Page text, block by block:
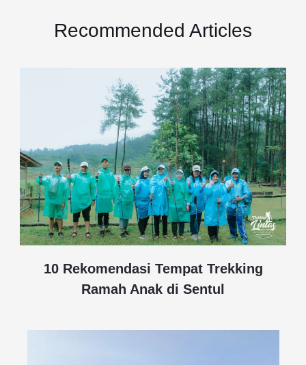
Recommended Articles
10 Rekomendasi Tempat Trekking
Ramah Anak di Sentul